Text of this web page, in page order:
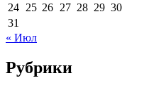
24 25 26 27 28 29 30
31
« Июл
Рубрики